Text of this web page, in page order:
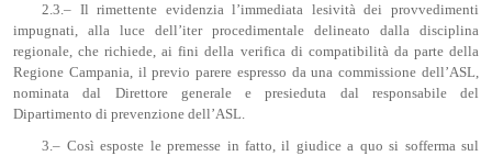
2.3.– Il rimettente evidenzia l’immediata lesività dei provvedimenti
impugnati, alla luce dell’iter procedimentale delineato dalla disciplina
regionale, che richiede, ai fini della verifica di compatibilità da parte della
Regione Campania, il previo parere espresso da una commissione dell’ASL,
nominata dal Direttore generale e presieduta dal responsabile del
Dipartimento di prevenzione dell’ASL.
3.– Così esposte le premesse in fatto, il giudice a quo si sofferma sul